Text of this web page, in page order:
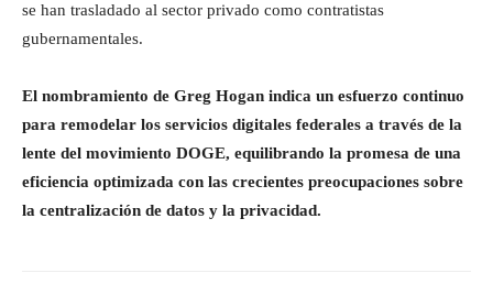
se han trasladado al sector privado como contratistas
gubernamentales.
El nombramiento de Greg Hogan indica un esfuerzo continuo
para remodelar los servicios digitales federales a través de la
lente del movimiento DOGE, equilibrando la promesa de una
eficiencia optimizada con las crecientes preocupaciones sobre
la centralización de datos y la privacidad.